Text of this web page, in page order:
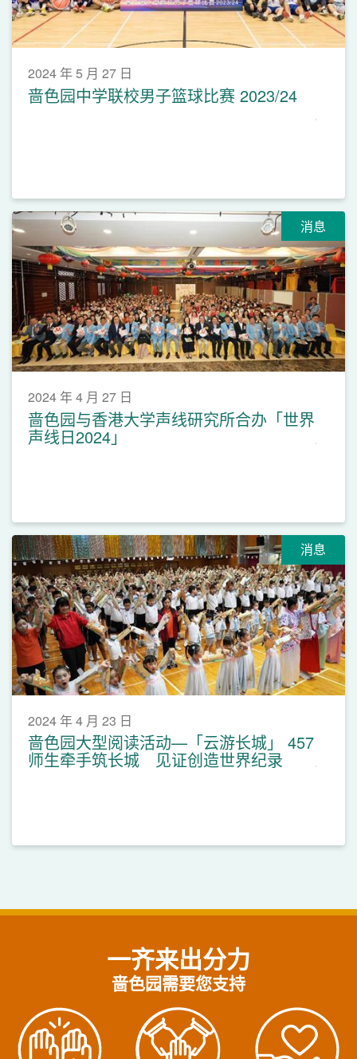
2024 年 5 月 27 日
啬色园中学联校男子篮球比赛 2023/24
消息
2024 年 4 月 27 日
啬色园与香港大学声线研究所合办「世界
声线日2024」
消息
2024 年 4 月 23 日
啬色园大型阅读活动—「云游长城」 457
师生牵手筑长城 见证创造世界纪录
一齐来出分力
啬色园需要您支持